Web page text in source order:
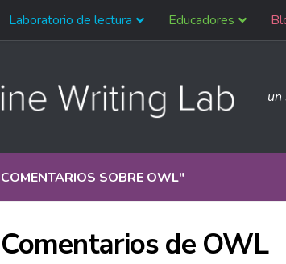
Laboratorio de lectura Educadores
un
COMENTARIOS SOBRE OWL"
Comentarios de OWL